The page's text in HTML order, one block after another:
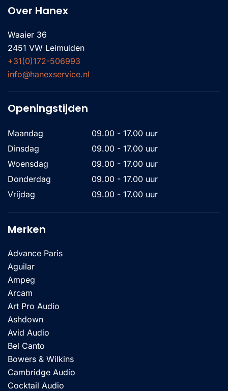
Over Hanex
Waaier 36
2451 VW Leimuiden
+31(0)172-506993
info@hanexservice.nl
Openingstijden
Maandag
09.00 - 17.00 uur
Dinsdag
09.00 - 17.00 uur
Woensdag
09.00 - 17.00 uur
Donderdag
09.00 - 17.00 uur
Vrijdag
09.00 - 17.00 uur
Merken
Advance Paris
Aguilar
Ampeg
Arcam
Art Pro Audio
Ashdown
Avid Audio
Bel Canto
Bowers & Wilkins
Cambridge Audio
Cocktail Audio